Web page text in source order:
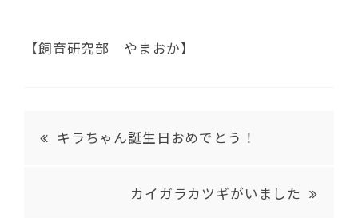
【飼育研究部 やまおか】
キラちゃん誕生日おめでとう！
カイガラカツギがいました